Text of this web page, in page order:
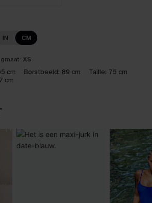
IN CM
XS
cm Borstbeeld: 89 cm Taille: 75 cm
cm